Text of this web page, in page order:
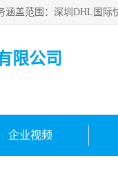
限公司
企业视频